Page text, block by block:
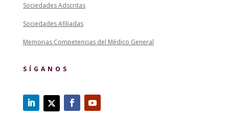
Sociedades Adscritas
Sociedades Afiliadas
Memorias Competencias del Médico General
SÍGANOS